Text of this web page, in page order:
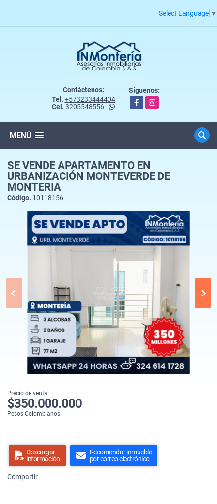
Select Language ▼
Contáctenos:
Tel. +573233444404
Cel. 3205548556-
Síguenos:
FacebookInstagram
MENÚ
SE VENDE APARTAMENTO EN
URBANIZACIÓN MONTEVERDE DE
MONTERIA
Código. 10118156
Precio de venta
$350.000.000
Pesos Colombianos
Descargar
información
Recomendar inmueble
por correo electrónico
Compartir